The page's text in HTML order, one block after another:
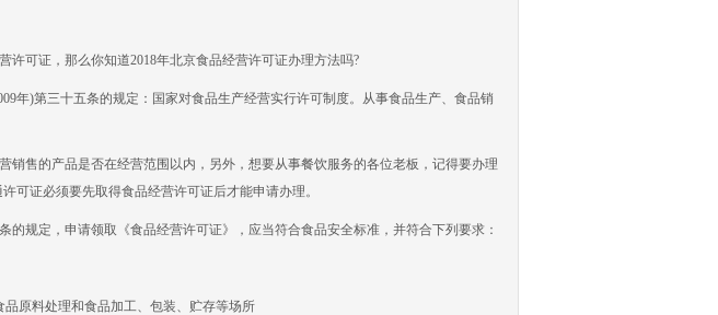
可证，那么你知道2018年北京食品经营许可证办理方法吗?
)第三十五条的规定：国家对食品生产经营实行许可制度。从事食品生产、食品销
售的产品是否在经营范围以内，另外，想要从事餐饮服务的各位老板，记得要办理
可证必须要先取得食品经营许可证后才能申请办理。
规定，申请领取《食品经营许可证》，应当符合食品安全标准，并符合下列要求：
原料处理和食品加工、包装、贮存等场所